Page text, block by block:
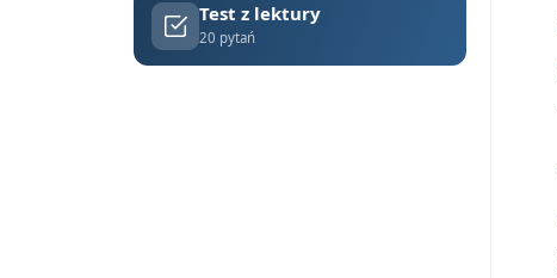
Test z lektury
20 pytań